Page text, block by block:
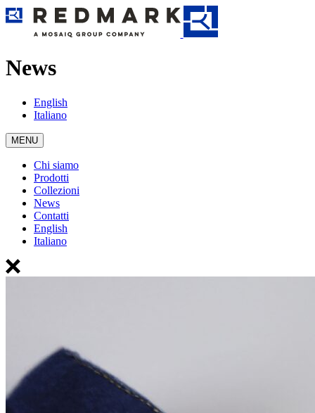
News
English
Italiano
MENU
Chi siamo
Prodotti
Collezioni
News
Contatti
English
Italiano